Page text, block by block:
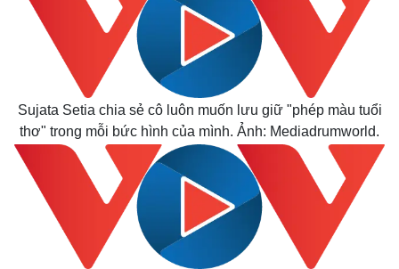
Sujata Setia chia sẻ cô luôn muốn lưu giữ "phép màu tuổi
thơ" trong mỗi bức hình của mình. Ảnh: Mediadrumworld.